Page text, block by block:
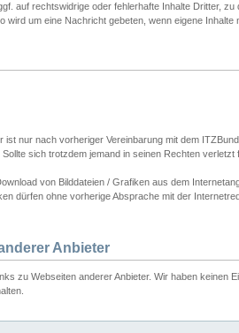
auf rechtswidrige oder fehlerhafte Inhalte Dritter,
wird um eine Nachricht gebeten, wenn eigene Inhalte
ist nur nach vorheriger Vereinbarung mit dem
sich trotzdem jemand in seinen Rechten
von Bilddateien / Grafiken aus dem
dürfen ohne vorherige Absprache mit der
Anbieter
zu Webseiten anderer Anbieter. Wir haben keinen